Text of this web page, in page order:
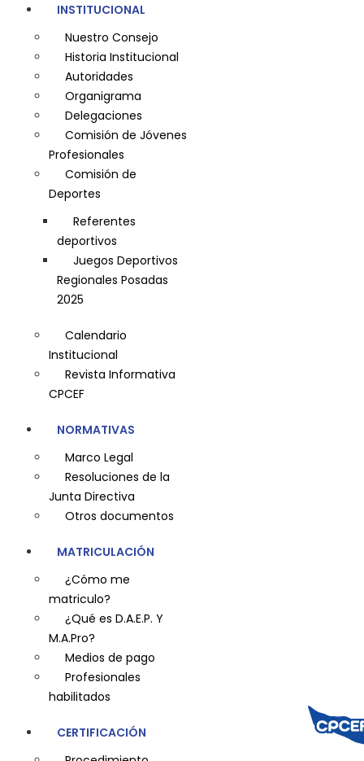
INSTITUCIONAL
Nuestro Consejo
Historia Institucional
Autoridades
Organigrama
Delegaciones
Comisión de Jóvenes
Profesionales
Comisión de
Deportes
Referentes
deportivos
Juegos Deportivos
Regionales Posadas
2025
Calendario
Institucional
Revista Informativa
CPCEF
NORMATIVAS
Marco Legal
Resoluciones de la
Junta Directiva
Otros documentos
MATRICULACIÓN
¿Cómo me
matriculo?
¿Qué es D.A.E.P. Y
M.A.Pro?
Medios de pago
Profesionales
habilitados
CERTIFICACIÓN